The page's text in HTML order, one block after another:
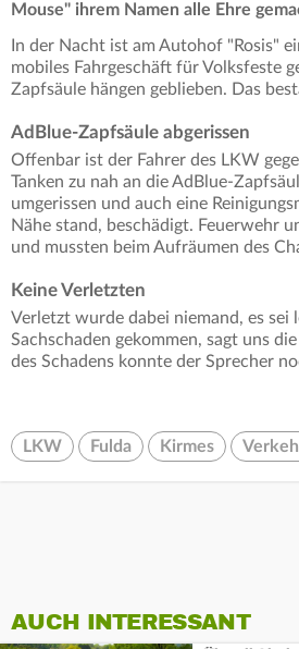
Mouse" ihrem Namen alle Ehre
In der Nacht ist am Autohof "Rosis"
mobiles Fahrgeschäft für Volksfeste
Zapfsäule hängen geblieben. Das
AdBlue-Zapfsäule abgerissen
Offenbar ist der Fahrer des LKW
Tanken zu nah an die AdBlue-
umgerissen und auch eine
Nähe stand, beschädigt. Feuerwehr
und mussten beim Aufräumen des
Keine Verletzten
Verletzt wurde dabei niemand, es sei
Sachschaden gekommen, sagt uns
des Schadens konnte der Sprecher
LKW Fulda Kirmes
AUCH INTERESSANT